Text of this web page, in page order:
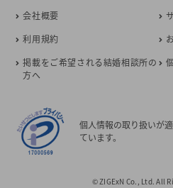
会社概要
利用規約
掲載をご希望される結婚相談所の
方へ
個人情報の取り扱いが
ています。
© ZIGExN Co., Ltd. All